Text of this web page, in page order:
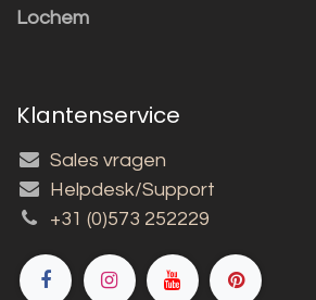
Lochem
Klantenservice
Sales vragen
Helpdesk/Support
+31 (0)573 252229